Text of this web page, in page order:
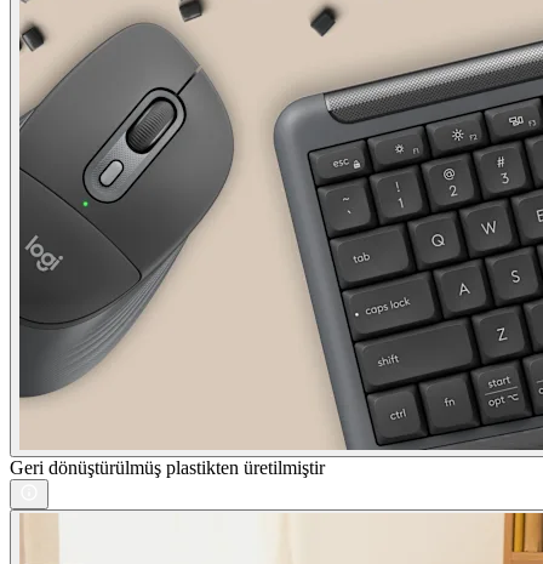
Geri dönüştürülmüş plastikten üretilmiştir